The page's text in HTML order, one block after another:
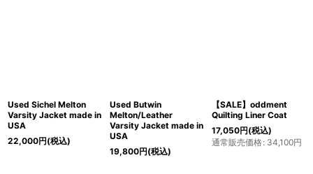
Used Sichel Melton
Varsity Jacket made in
USA
22,000円(税込)
Used Butwin
Melton/Leather
Varsity Jacket made in
USA
19,800円(税込)
【SALE】oddment
Quilting Liner Coat
17,050円(税込)
通常販売価格: 34,100円